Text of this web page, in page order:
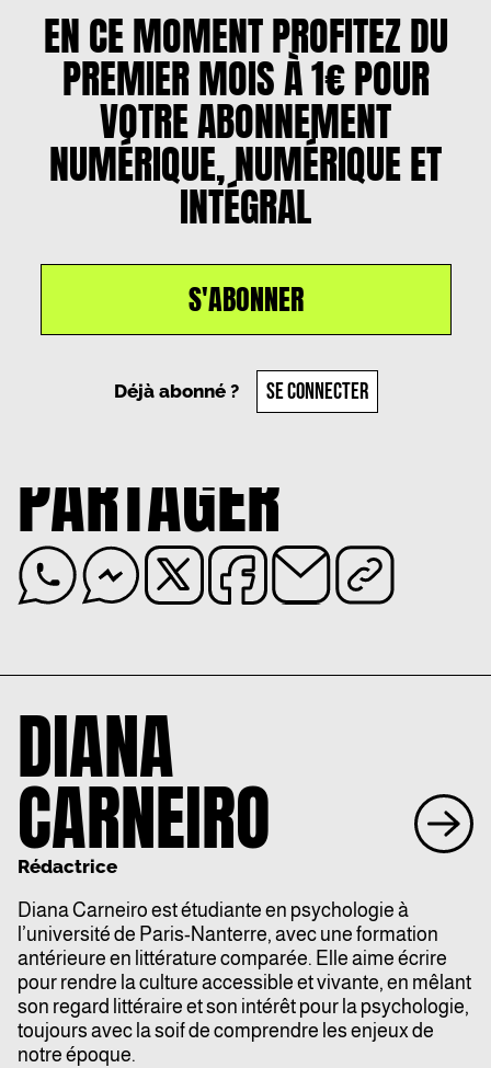
EN CE MOMENT PROFITEZ DU
PREMIER MOIS À 1€ POUR
VOTRE ABONNEMENT
NUMÉRIQUE, NUMÉRIQUE ET
INTÉGRAL
S'ABONNER
Déjà abonné ? SE CONNECTER
Diana Carneiro, le
PARTAGER
DIANA
CARNEIRO
Rédactrice
DianaCarneiro est étudiante en psychologie à
l’université de Paris-Nanterre, avec une formation
antérieure en littérature comparée. Elle aime écrire
pour rendre la culture accessible et vivante, en mêlant
son regard littéraire et son intérêt pour la psychologie,
toujours avec la soif de comprendre les enjeux de
notre époque.